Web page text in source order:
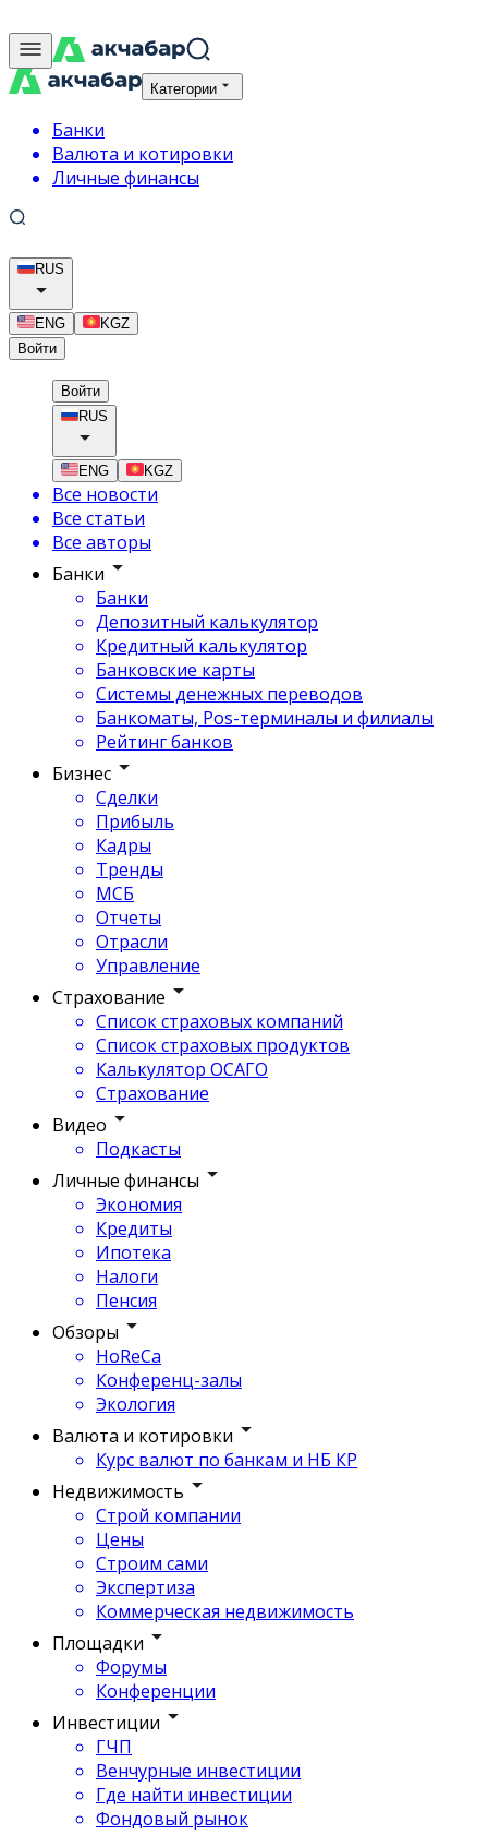
Категории
Банки
Валюта и котировки
Личные финансы
RUS
ENG
KGZ
Войти
Войти
RUS
ENG KGZ
Все новости
Все статьи
Все авторы
Банки
Банки
Депозитный калькулятор
Кредитный калькулятор
Банковские карты
Системы денежных переводов
Банкоматы, Pos-терминалы и филиалы
Рейтинг банков
Бизнес
Сделки
Прибыль
Кадры
Тренды
МСБ
Отчеты
Отрасли
Управление
Страхование
Список страховых компаний
Список страховых продуктов
Калькулятор ОСАГО
Страхование
Видео
Подкасты
Личные финансы
Экономия
Кредиты
Ипотека
Налоги
Пенсия
Обзоры
HoReCa
Конференц-залы
Экология
Валюта и котировки
Курс валют по банкам и НБ КР
Недвижимость
Строй компании
Цены
Строим сами
Экспертиза
Коммерческая недвижимость
Площадки
Форумы
Конференции
Инвестиции
ГЧП
Венчурные инвестиции
Где найти инвестиции
Фондовый рынок